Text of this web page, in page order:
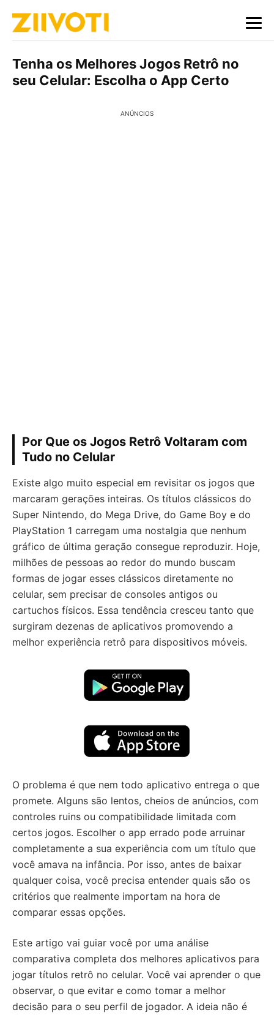
Tenha os Melhores Jogos Retrô no
seu Celular: Escolha o App Certo
ANÚNCIOS
Por Que os Jogos Retrô Voltaram com
Tudo no Celular
Existe algo muito especial em revisitar os jogos que
marcaram gerações inteiras. Os títulos clássicos do
Super Nintendo, do Mega Drive, do Game Boy e do
PlayStation 1 carregam uma nostalgia que nenhum
gráfico de última geração consegue reproduzir. Hoje,
milhões de pessoas ao redor do mundo buscam
formas de jogar esses clássicos diretamente no
celular, sem precisar de consoles antigos ou
cartuchos físicos. Essa tendência cresceu tanto que
surgiram dezenas de aplicativos promovendo a
melhor experiência retrô para dispositivos móveis.
O problema é que nem todo aplicativo entrega o que
promete. Alguns são lentos, cheios de anúncios, com
controles ruins ou compatibilidade limitada com
certos jogos. Escolher o app errado pode arruinar
completamente a sua experiência com um título que
você amava na infância. Por isso, antes de baixar
qualquer coisa, você precisa entender quais são os
critérios que realmente importam na hora de
comparar essas opções.
Este artigo vai guiar você por uma análise
comparativa completa dos melhores aplicativos para
jogar títulos retrô no celular. Você vai aprender o que
observar, o que evitar e como tomar a melhor
decisão para o seu perfil de jogador. A ideia não é